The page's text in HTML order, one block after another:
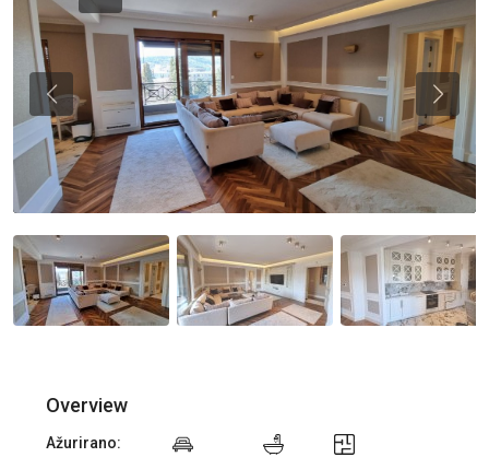
Previous
Overview
Ažurirano: